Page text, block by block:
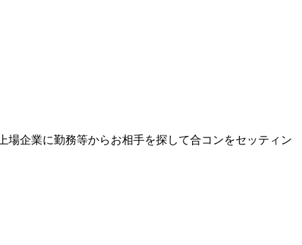
企業に勤務等からお相手を探して合コンをセッティン